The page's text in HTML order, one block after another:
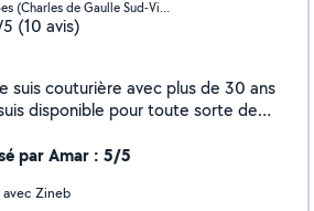
Colombes (Charles de Gaulle Sud-Victor Basch)
(10 avis)
suis couturière avec plus de 30 ans
disponible pour toute sorte de
contacter !
par Amar : 5/5
avec Zineb